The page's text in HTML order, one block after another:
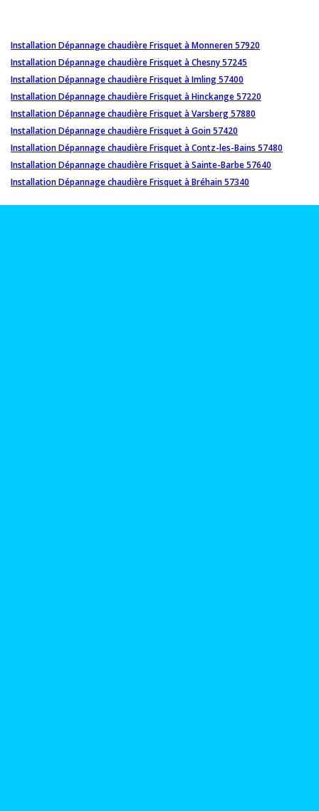
Installation Dépannage chaudière Frisquet à Monneren 57920
Installation Dépannage chaudière Frisquet à Chesny 57245
Installation Dépannage chaudière Frisquet à Imling 57400
Installation Dépannage chaudière Frisquet à Hinckange 57220
Installation Dépannage chaudière Frisquet à Varsberg 57880
Installation Dépannage chaudière Frisquet à Goin 57420
Installation Dépannage chaudière Frisquet à Contz-les-Bains 57480
Installation Dépannage chaudière Frisquet à Sainte-Barbe 57640
Installation Dépannage chaudière Frisquet à Bréhain 57340